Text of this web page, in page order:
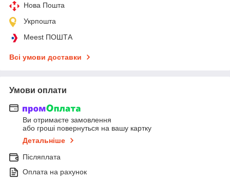
Нова Пошта
Укрпошта
Meest ПОШТА
Всі умови доставки
Умови оплати
Ви отримаєте замовлення
або гроші повернуться на вашу картку
Детальніше
Післяплата
Оплата на рахунок